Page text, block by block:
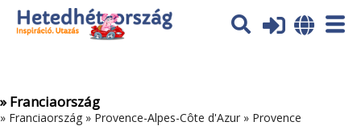
Az oldal sütiket (cookies) használ. További tájékoztatás itt:
Adatvédelmi tájékoztató
» Franciaország
» Franciaország » Provence-Alpes-Côte d'Azur » Provence